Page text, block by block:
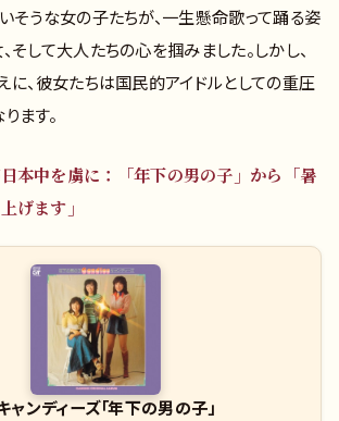
そうな女の子たちが、一生懸命歌って踊る姿
そして大人たちの心を掴みました。しかし、
に、彼女たちは国民的アイドルとしての重圧
ます。
本中を虜に：「年下の男の子」から「暑
げます」
ャンディーズ「年下の男の子」